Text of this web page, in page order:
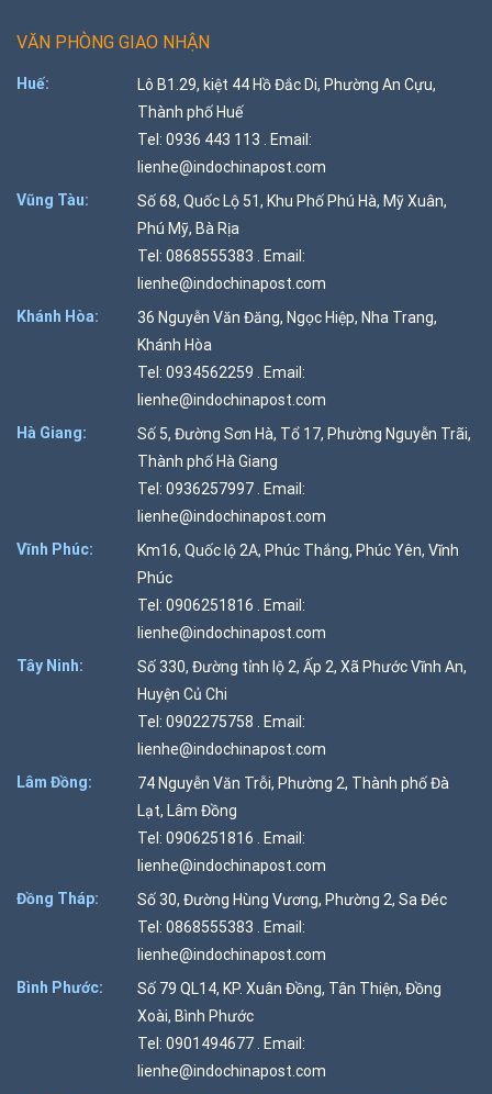
VĂN PHÒNG GIAO NHẬN
Huế:
Lô B1.29, kiệt 44 Hồ Đắc Di, Phường An Cựu,
Thành phố Huế
Tel: 0936 443 113 . Email:
lienhe@indochinapost.com
Vũng Tàu:
Số 68, Quốc Lộ 51, Khu Phố Phú Hà, Mỹ Xuân,
Phú Mỹ, Bà Rịa
Tel: 0868555383 . Email:
lienhe@indochinapost.com
Khánh Hòa:
36 Nguyễn Văn Đăng, Ngọc Hiệp, Nha Trang,
Khánh Hòa
Tel: 0934562259 . Email:
lienhe@indochinapost.com
Hà Giang:
Số 5, Đường Sơn Hà, Tổ 17, Phường Nguyễn Trãi,
Thành phố Hà Giang
Tel: 0936257997 . Email:
lienhe@indochinapost.com
Vĩnh Phúc:
Km16, Quốc lộ 2A, Phúc Thắng, Phúc Yên, Vĩnh
Phúc
Tel: 0906251816 . Email:
lienhe@indochinapost.com
Tây Ninh:
Số 330, Đường tỉnh lộ 2, Ấp 2, Xã Phước Vĩnh An,
Huyện Củ Chi
Tel: 0902275758 . Email:
lienhe@indochinapost.com
Lâm Đồng:
74 Nguyễn Văn Trỗi, Phường 2, Thành phố Đà
Lạt, Lâm Đồng
Tel: 0906251816 . Email:
lienhe@indochinapost.com
Đồng Tháp:
Số 30, Đường Hùng Vương, Phường 2, Sa Đéc
Tel: 0868555383 . Email:
lienhe@indochinapost.com
Bình Phước:
Số 79 QL14, KP. Xuân Đồng, Tân Thiện, Đồng
Xoài, Bình Phước
Tel: 0901494677 . Email:
lienhe@indochinapost.com